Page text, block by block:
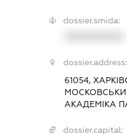
dossier.smida:
dossier.address:
61054,
АКАДЕМІКА
dossier.capital: